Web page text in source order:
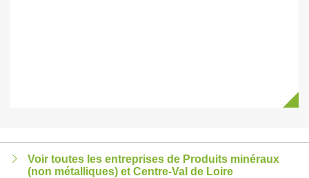
Voir toutes les entreprises de Produits minéraux
(non métalliques) et Centre-Val de Loire